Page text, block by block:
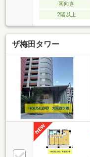
南向き
2階以上
ザ梅田タワー